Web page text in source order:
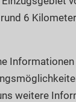
6
weitere